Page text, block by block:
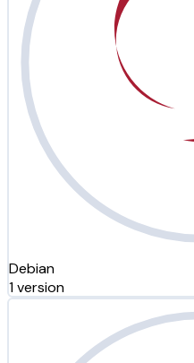
Debian
1 version